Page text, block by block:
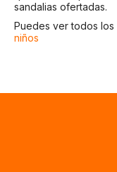
sandalias ofertadas.
Puedes ver todos
niños